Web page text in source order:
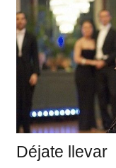
Déjate llevar